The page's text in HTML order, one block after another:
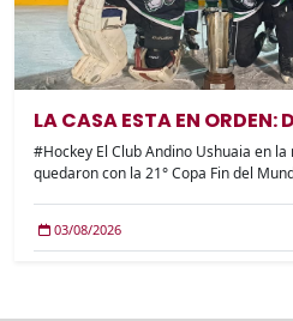
LA CASA ESTA EN ORDEN:
#Hockey El Club Andino Ushuaia en
quedaron con la 21° Copa Fin del
03/08/2026